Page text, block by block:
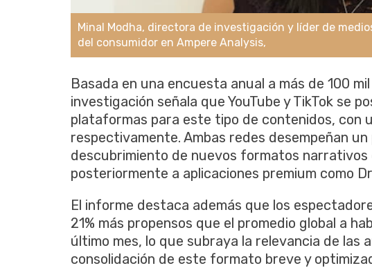
Minal Modha, directora de investigación y líder de
del consumidor en Ampere Analysis,
Basada en una encuesta anual a más de 100
investigación señala que YouTube y TikTok se
plataformas para este tipo de contenidos, con
respectivamente. Ambas redes desempeñan
descubrimiento de nuevos formatos narrativos
posteriormente a aplicaciones premium como
El informe destaca además que los
21% más propensos que el promedio global a
último mes, lo que subraya la relevancia de las
consolidación de este formato breve y